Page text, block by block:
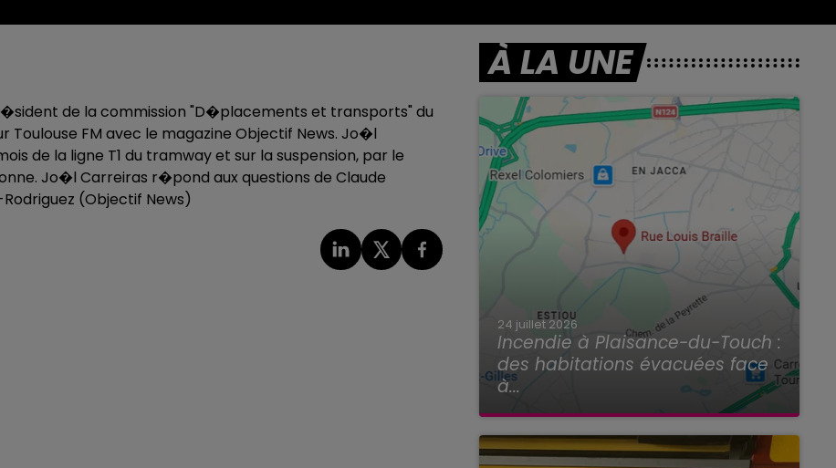
de la commission "D�placements et transports" du
FM avec le magazine Objectif News. Jo�l
de la ligne T1 du tramway et sur la suspension, par le
Jo�l Carreiras r�pond aux questions de Claude
(Objectif News)
À LA UNE
24 juillet 2026
Incendie à Plaisance-du-Touch :
des habitations évacuées face
à...